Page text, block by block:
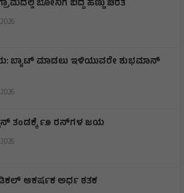
ಬೋನಿಗೆ ಬಿದ್ದ ಹೆಣ್ಣು ಚಿರತೆ
ಬ್ಯಾಟ್ ಮಾಡಲು ಇಳಿಯುವರೇ ಶುಭಮಾನ್
ತಂಡಕ್ಕೆ ೯೨ ರನ್‌ಗಳ ಜಯ
ಆಕರ್ಷಕ ಅರ್ಧ ಶತಕ